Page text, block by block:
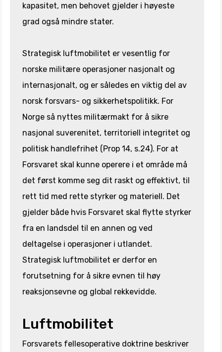
kapasitet, men behovet gjelder i høyeste
grad også mindre stater.
Strategisk luftmobilitet er vesentlig for
norske militære operasjoner nasjonalt og
internasjonalt, og er således en viktig del av
norsk forsvars- og sikkerhetspolitikk. For
Norge så nyttes militærmakt for å sikre
nasjonal suverenitet, territoriell integritet og
politisk handlefrihet (Prop 14, s.24). For at
Forsvaret skal kunne operere i et område må
det først komme seg dit raskt og effektivt, til
rett tid med rette styrker og materiell. Det
gjelder både hvis Forsvaret skal flytte styrker
fra en landsdel til en annen og ved
deltagelse i operasjoner i utlandet.
Strategisk luftmobilitet er derfor en
forutsetning for å sikre evnen til høy
reaksjonsevne og global rekkevidde.
Luftmobilitet
Forsvarets fellesoperative doktrine beskriver